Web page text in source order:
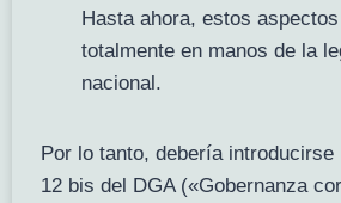
Hasta ahora, estos
totalmente en manos de la
nacional.
Por lo tanto, debería
12 bis del DGA («Gobernanza